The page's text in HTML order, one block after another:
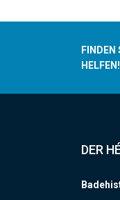
FINDEN
HELFEN!
DER